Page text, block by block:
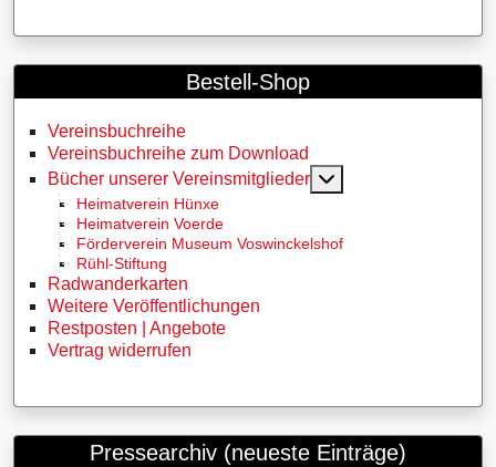
Bestell-Shop
Vereinsbuchreihe
Vereinsbuchreihe zum Download
Bücher unserer Vereinsmitglieder
Heimatverein Hünxe
Heimatverein Voerde
Förderverein Museum Voswinckelshof
Rühl-Stiftung
Radwanderkarten
Weitere Veröffentlichungen
Restposten | Angebote
Vertrag widerrufen
Pressearchiv (neueste Einträge)